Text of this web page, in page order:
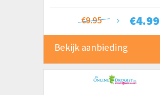
€4.99
€9.95
Bekijk aanbieding